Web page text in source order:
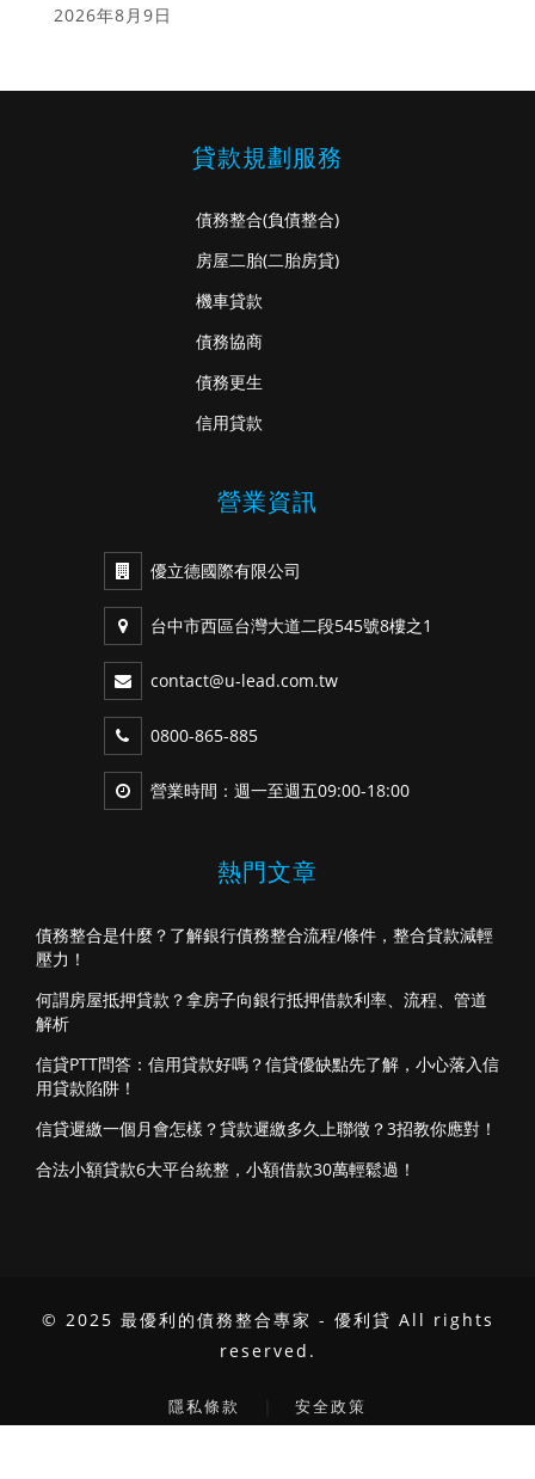
2026年8月9日
貸款規劃服務
債務整合(負債整合)
房屋二胎(二胎房貸)
機車貸款
債務協商
債務更生
信用貸款
營業資訊
優立德國際有限公司
台中市西區台灣大道二段545號8樓之1
contact@u-lead.com.tw
0800-865-885
營業時間：週一至週五09:00-18:00
熱門文章
債務整合是什麼？了解銀行債務整合流程/條件，整合貸款減輕
壓力！
何謂房屋抵押貸款？拿房子向銀行抵押借款利率、流程、管道
解析
信貸PTT問答：信用貸款好嗎？信貸優缺點先了解，小心落入信
用貸款陷阱！
信貸遲繳一個月會怎樣？貸款遲繳多久上聯徵？3招教你應對！
合法小額貸款6大平台統整，小額借款30萬輕鬆過！
© 2025 最優利的債務整合專家 - 優利貸 All rights
reserved.
隱私條款 安全政策